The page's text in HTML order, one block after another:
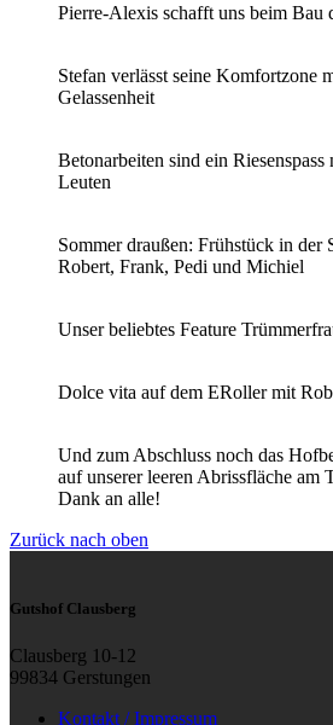
Pierre-Alexis schafft uns beim Bau
Stefan verlässt seine Komfortzone
Gelassenheit
Betonarbeiten sind ein
Leuten
Sommer draußen: Frühstück in der
Robert, Frank, Pedi und Michiel
Unser beliebtes Feature
Dolce vita auf dem ERoller mit
Und zum Abschluss noch das
auf unserer leeren Abrissfläche am
Dank an alle!
Zurück nach oben
Gutshof Clausberg
Clausberg 10-12
99834 Gerstungen
Kontakt / Impressum